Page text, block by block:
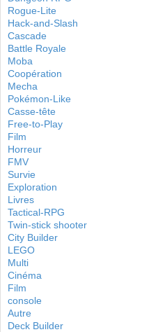
Rogue-Lite
Hack-and-Slash
Cascade
Battle Royale
Moba
Coopération
Mecha
Pokémon-Like
Casse-tête
Free-to-Play
Film
Horreur
FMV
Survie
Exploration
Livres
Tactical-RPG
Twin-stick shooter
City Builder
LEGO
Multi
Cinéma
Film
console
Autre
Deck Builder